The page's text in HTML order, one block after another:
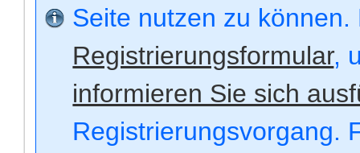
Seite nutzen zu
Registrierungsformular,
informieren Sie sich
Registrierungsvorgang.